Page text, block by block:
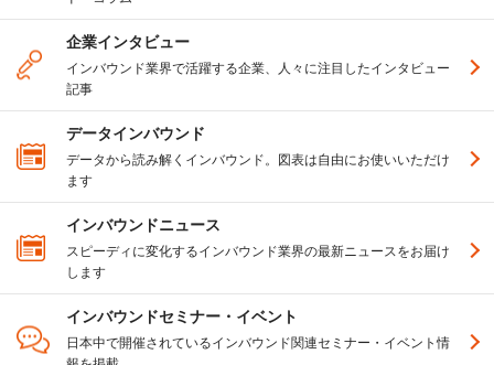
企業インタビュー
インバウンド業界で活躍する企業、人々に注目したインタビュー
記事
データインバウンド
データから読み解くインバウンド。図表は自由にお使いいただけ
ます
インバウンドニュース
スピーディに変化するインバウンド業界の最新ニュースをお届け
します
インバウンドセミナー・イベント
日本中で開催されているインバウンド関連セミナー・イベント情